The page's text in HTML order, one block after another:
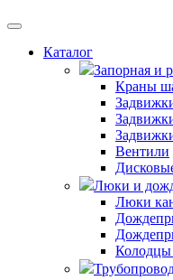
Каталог
Запорная и
Краны
Вентили
Люки и
Люки
Колодцы